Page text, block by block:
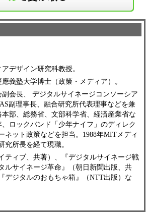
デザイン研究科教授。
義塾大学博士（政策・メディア）。
会長、 デジタルサイネージコンソーシア
副理事長、融合研究所代表理事などを兼
部、総務省、文部科学省、経済産業省な
、ロックバンド「少年ナイフ」のディレク
ット政策などを担当。1988年MITメディ
究所長を経て現職。
ティブ、共著）、『デジタルサイネージ戦
ルサイネージ革命』（朝日新聞出版、共
デジタルのおもちゃ箱』（NTT出版）な